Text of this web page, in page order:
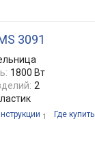
3091
1800 Вт
2
1 Где купить